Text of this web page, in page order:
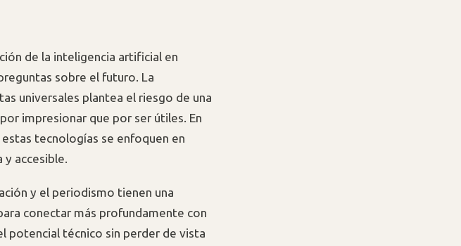
de la inteligencia artificial en
sobre el futuro. La
universales plantea el riesgo de una
impresionar que por ser útiles. En
tecnologías se enfoquen en
accesible.
y el periodismo tienen una
conectar más profundamente con
potencial técnico sin perder de vista